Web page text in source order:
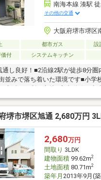
南海本線 湊駅
その他の交通
大阪府堺市堺区
都市ガス
設
付
システムキッチン
通し良好！■2沿線2駅が徒歩8分圏
並みで落ち着いた環境です■小学
ています■宅配BOX付■1階・2階
れいにお使いです＼ストックヘ
／①60年以上耐用の構造躯体②
に優れたALCコンクリート＝ヘ
い設計対応性④明確なメンテナ
ズによる60年無償定期点検も継承
5.3㎡を含みます
堺市堺区旭通 2,680万円
2,680万円
間取り 3LDK
建物面積99.62m2
土地面積80.71m2
築年月 2013年9月(